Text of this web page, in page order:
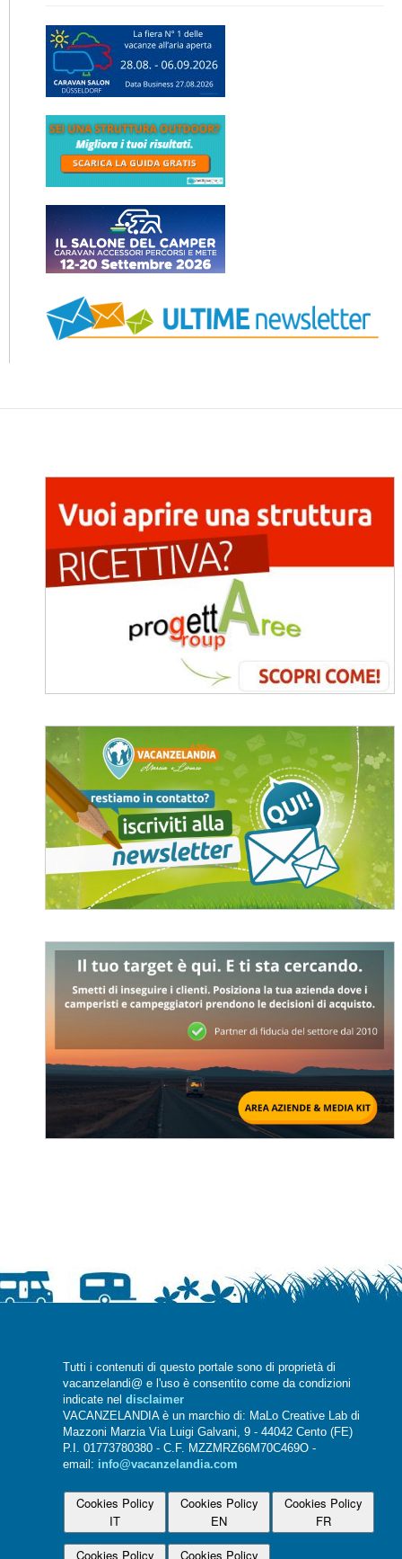
Tutti i contenuti di questo portale sono di proprietà di
vacanzelandi@ e l'uso è consentito come da condizioni
indicate nel disclaimer
VACANZELANDIA è un marchio di: MaLo Creative Lab di
Mazzoni Marzia Via Luigi Galvani, 9 - 44042 Cento (FE)
P.I. 01773780380 - C.F. MZZMRZ66M70C469O -
email: info@vacanzelandia.com
Cookies Policy
IT
Cookies Policy
EN
Cookies Policy
FR
Cookies Policy
Cookies Policy